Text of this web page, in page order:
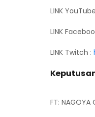
LINK
LINK
LINK Twitch :
FT: NAGOYA